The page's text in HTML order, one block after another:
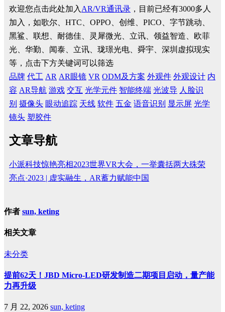
欢迎您点击此处加入 AR/VR通讯录 ，目前已经有3000多人
加入，如歌尔、HTC、OPPO、创维、PICO、字节跳动、
黑鲨、联想、耐德佳、灵犀微光、立讯、领益智造、欧菲
光、华勤、闻泰、立讯、珑璟光电、舜宇、深圳虚拟现实
等，点击下方关键词可以筛选
品牌 代工 AR AR眼镜 VR ODM及方案 外观件 外观设计 内
容 AR导航 游戏 交互 光学元件 智能终端 光波导 人脸识
别 摄像头 眼动追踪 天线 软件 五金 语音识别 显示屏 光学
镜头 塑胶件
文章导航
小派科技惊艳亮相2023世界VR大会，一举囊括两大殊荣
亮点·2023 | 虚实融生，AR蓄力赋能中国
作者 sun, keting
相关文章
未分类
提前62天！JBD Micro-LED研发制造二期项目启动，量产能
力再升级
7 月 22, 2026 sun, keting